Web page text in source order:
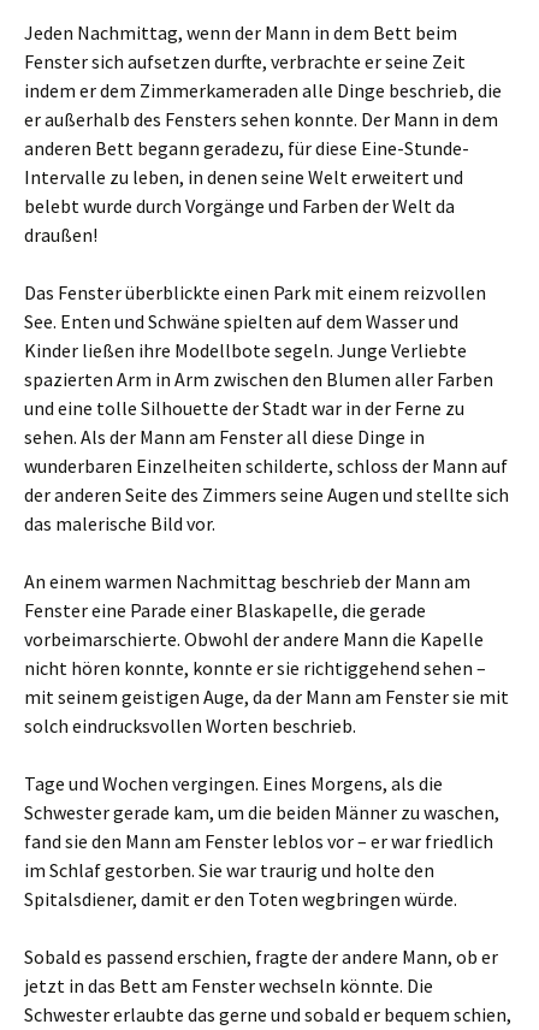
Jeden Nachmittag, wenn der Mann in dem Bett beim
Fenster sich aufsetzen durfte, verbrachte er seine Zeit
indem er dem Zimmerkameraden alle Dinge beschrieb, die
er außerhalb des Fensters sehen konnte. Der Mann in dem
anderen Bett begann geradezu, für diese Eine-Stunde-
Intervalle zu leben, in denen seine Welt erweitert und
belebt wurde durch Vorgänge und Farben der Welt da
draußen!
Das Fenster überblickte einen Park mit einem reizvollen
See. Enten und Schwäne spielten auf dem Wasser und
Kinder ließen ihre Modellbote segeln. Junge Verliebte
spazierten Arm in Arm zwischen den Blumen aller Farben
und eine tolle Silhouette der Stadt war in der Ferne zu
sehen. Als der Mann am Fenster all diese Dinge in
wunderbaren Einzelheiten schilderte, schloss der Mann auf
der anderen Seite des Zimmers seine Augen und stellte sich
das malerische Bild vor.
An einem warmen Nachmittag beschrieb der Mann am
Fenster eine Parade einer Blaskapelle, die gerade
vorbeimarschierte. Obwohl der andere Mann die Kapelle
nicht hören konnte, konnte er sie richtiggehend sehen –
mit seinem geistigen Auge, da der Mann am Fenster sie mit
solch eindrucksvollen Worten beschrieb.
Tage und Wochen vergingen. Eines Morgens, als die
Schwester gerade kam, um die beiden Männer zu waschen,
fand sie den Mann am Fenster leblos vor – er war friedlich
im Schlaf gestorben. Sie war traurig und holte den
Spitalsdiener, damit er den Toten wegbringen würde.
Sobald es passend erschien, fragte der andere Mann, ob er
jetzt in das Bett am Fenster wechseln könnte. Die
Schwester erlaubte das gerne und sobald er bequem schien,